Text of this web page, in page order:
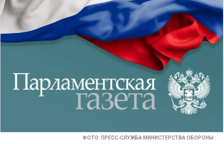
ФОТО: ПРЕСС-СЛУЖБА МИНИСТЕРСТВА ОБОРОНЫ